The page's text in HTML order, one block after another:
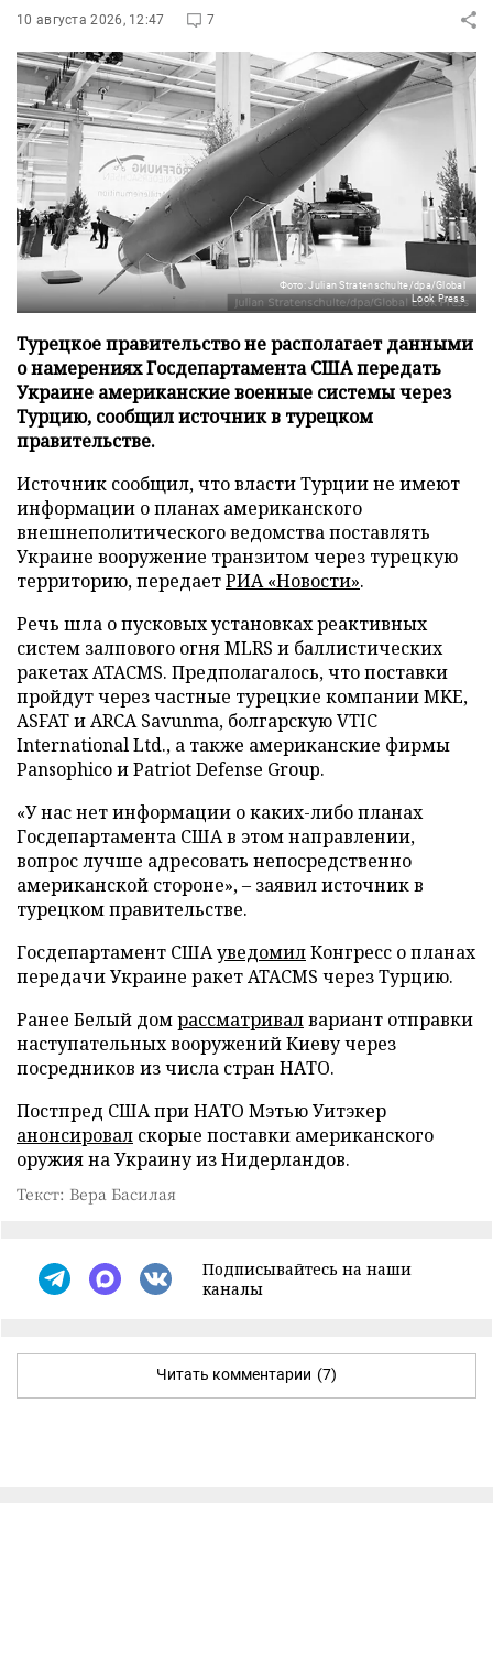
10 августа 2026, 12:47 7
Фото: Julian Stratenschulte/dpa/Global
Look Press
Турецкое правительство не располагает данными
о намерениях Госдепартамента США передать
Украине американские военные системы через
Турцию, сообщил источник в турецком
правительстве.
Источник сообщил, что власти Турции не имеют
информации о планах американского
внешнеполитического ведомства поставлять
Украине вооружение транзитом через турецкую
территорию, передаетРИА «Новости».
Речь шла о пусковых установках реактивных
систем залпового огня MLRS и баллистических
ракетах ATACMS. Предполагалось, что поставки
пройдут через частные турецкие компании MKE,
ASFAT и ARCA Savunma, болгарскую VTIC
International Ltd., а также американские фирмы
Pansophico и Patriot Defense Group.
«У нас нет информации о каких-либо планах
Госдепартамента США в этом направлении,
вопрос лучше адресовать непосредственно
американской стороне», – заявил источник в
турецком правительстве.
Госдепартамент СШАуведомилКонгресс о планах
передачи Украине ракет ATACMS через Турцию.
Ранее Белый домрассматривалвариант отправки
наступательных вооружений Киеву через
посредников из числа стран НАТО.
Постпред США при НАТО Мэтью Уитэкер
анонсировал скорые поставки американского
оружия на Украину из Нидерландов.
Текст: Вера Басилая
Подписывайтесь на наши
каналы
Читать комментарии (7)